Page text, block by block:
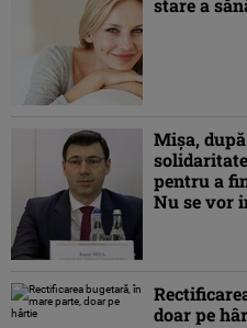
stare a
Mişa,
pentru a
Nu se vor
doar pe